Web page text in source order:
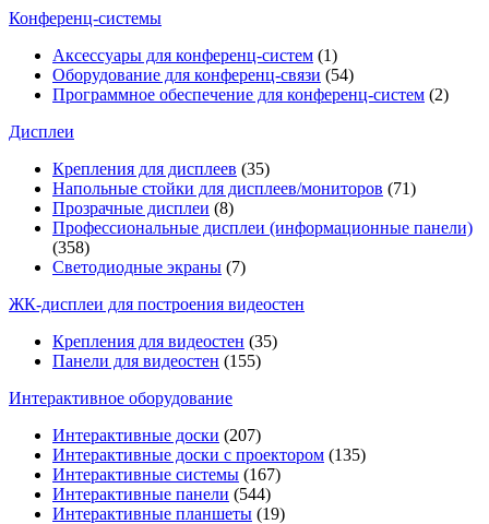
Конференц-системы
Аксессуары для конференц-систем (1)
Оборудование для конференц-связи (54)
Программное обеспечение для конференц-систем (2)
Дисплеи
Крепления для дисплеев (35)
Напольные стойки для дисплеев/мониторов (71)
Прозрачные дисплеи (8)
Профессиональные дисплеи (информационные панели)
(358)
Светодиодные экраны (7)
ЖК-дисплеи для построения видеостен
Крепления для видеостен (35)
Панели для видеостен (155)
Интерактивное оборудование
Интерактивные доски (207)
Интерактивные доски с проектором (135)
Интерактивные системы (167)
Интерактивные панели (544)
Интерактивные планшеты (19)